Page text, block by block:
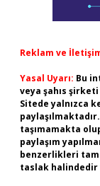
Reklam ve
Yasal Uyarı: Bu
veya şahıs
Sitede yalnızca
taşımamakta
paylaşım
benzerlikleri
taslak halindedir